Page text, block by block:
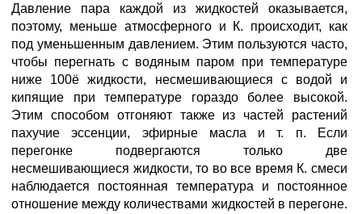
Давление пара каждой из жидкостей оказывается,
поэтому, меньше атмосферного и К. происходит, как
под уменьшенным давлением. Этим пользуются часто,
чтобы перегнать с водяным паром при температуре
ниже 100ё жидкости, несмешивающиеся с водой и
кипящие при температуре гораздо более высокой.
Этим способом отгоняют также из частей растений
пахучие эссенции, эфирные масла и т. п. Если
перегонке подвергаются только две
несмешивающиеся жидкости, то во все время К. смеси
наблюдается постоянная температура и постоянное
отношение между количествами жидкостей в перегоне.